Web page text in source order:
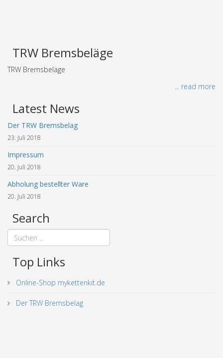
TRW Bremsbeläge
TRW Bremsbeläge
... read more
Latest News
Der TRW Bremsbelag
23. Juli 2018
Impressum
20. Juli 2018
Abholung bestellter Ware
20. Juli 2018
Search
Top Links
Online-Shop mykettenkit.de
Der TRW Bremsbelag